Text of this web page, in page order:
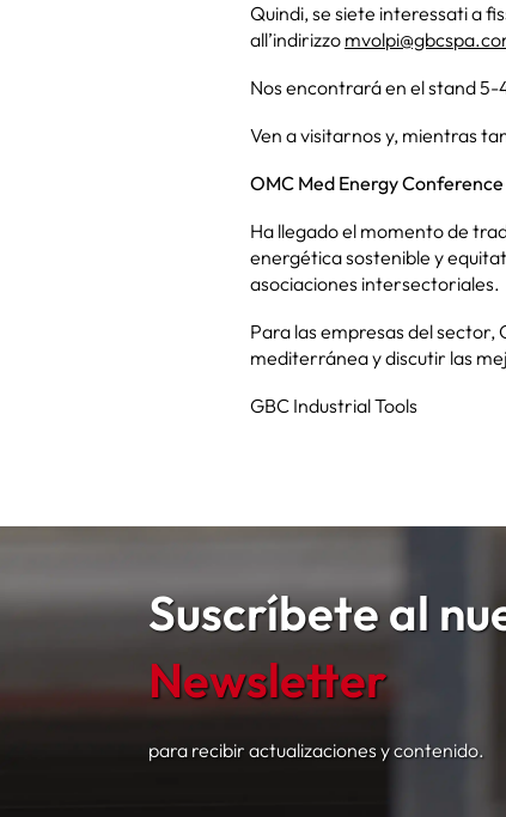
Quindi, se siete interessati a
all’indirizzo
Nos encontrará en el stand
Ven a visitarnos y, mientras
OMC Med Energy
Ha llegado el momento de
energética sostenible y
asociaciones intersectoriales.
Para las empresas del
mediterránea y discutir las
GBC Industrial Tools
Suscríbete al
Newsletter
para recibir actualizaciones y contenido.